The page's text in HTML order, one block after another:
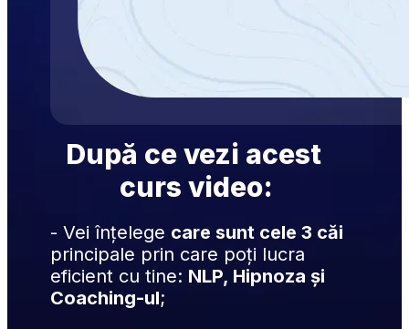
- Vei înțelege care sunt cele 3 căi
principale prin care poți lucra
eficient cu tine: NLP, Hipnoza și
Coaching-ul;
După ce vezi acest
curs video: